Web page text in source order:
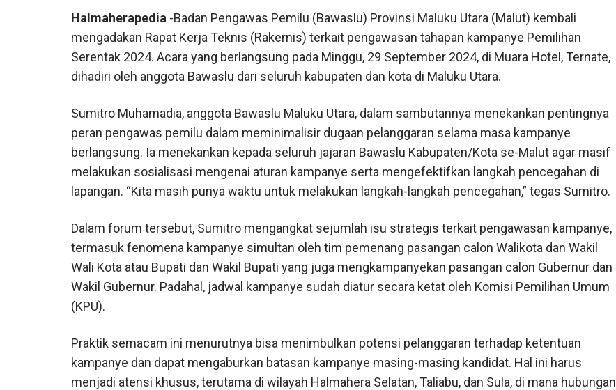
Halmaherapedia -Badan Pengawas Pemilu (Bawaslu) Provinsi Maluku Utara (Malut) kembali
mengadakan Rapat Kerja Teknis (Rakernis) terkait pengawasan tahapan kampanye Pemilihan
Serentak 2024. Acara yang berlangsung pada Minggu, 29 September 2024, di Muara Hotel, Ternate,
dihadiri oleh anggota Bawaslu dari seluruh kabupaten dan kota di Maluku Utara.
Sumitro Muhamadia, anggota Bawaslu Maluku Utara, dalam sambutannya menekankan pentingnya
peran pengawas pemilu dalam meminimalisir dugaan pelanggaran selama masa kampanye
berlangsung. Ia menekankan kepada seluruh jajaran Bawaslu Kabupaten/Kota se-Malut agar masif
melakukan sosialisasi mengenai aturan kampanye serta mengefektifkan langkah pencegahan di
lapangan. “Kita masih punya waktu untuk melakukan langkah-langkah pencegahan,” tegas Sumitro.
Dalam forum tersebut, Sumitro mengangkat sejumlah isu strategis terkait pengawasan kampanye,
termasuk fenomena kampanye simultan oleh tim pemenang pasangan calon Walikota dan Wakil
Wali Kota atau Bupati dan Wakil Bupati yang juga mengkampanyekan pasangan calon Gubernur dan
Wakil Gubernur. Padahal, jadwal kampanye sudah diatur secara ketat oleh Komisi Pemilihan Umum
(KPU).
Praktik semacam ini menurutnya bisa menimbulkan potensi pelanggaran terhadap ketentuan
kampanye dan dapat mengaburkan batasan kampanye masing-masing kandidat. Hal ini harus
menjadi atensi khusus, terutama di wilayah Halmahera Selatan, Taliabu, dan Sula, di mana hubungan